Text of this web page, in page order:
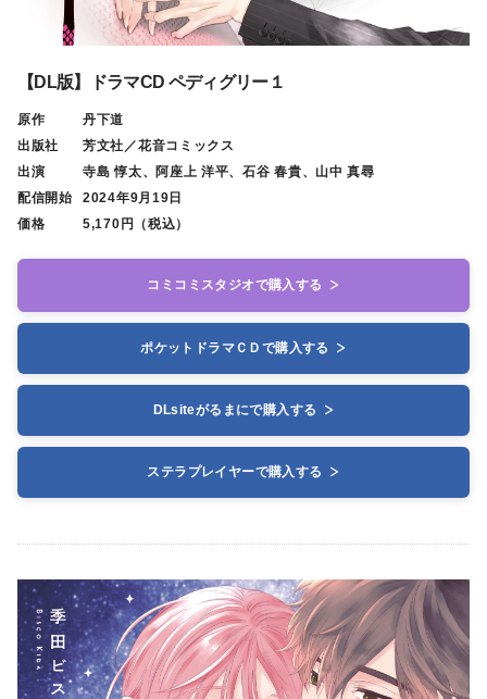
【DL版】ドラマCD ペディグリー１
原作
丹下道
出版社
芳文社／花音コミックス
出演
寺島 惇太、阿座上 洋平、石谷 春貴、山中 真尋
配信開始
2024年9月19日
価格
5,170円（税込）
コミコミスタジオで購入する
ポケットドラマＣＤで購入する
DLsiteがるまにで購入する
ステラプレイヤーで購入する